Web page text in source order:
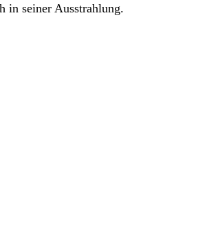
in seiner Ausstrahlung.